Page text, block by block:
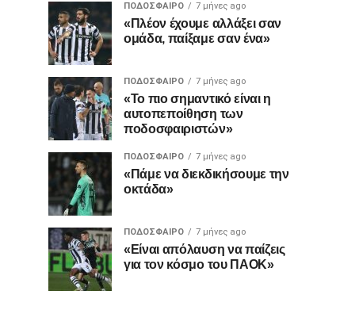
ΠΟΔΌΣΦΑΙΡΟ 7 μήνες ago
«Πλέον έχουμε αλλάξει σαν
ομάδα, παίξαμε σαν ένα»
ΠΟΔΌΣΦΑΙΡΟ 7 μήνες ago
«Το πιο σημαντικό είναι η
αυτοπεποίθηση των
ποδοσφαιριστών»
ΠΟΔΌΣΦΑΙΡΟ 7 μήνες ago
«Πάμε να διεκδικήσουμε την
οκτάδα»
ΠΟΔΌΣΦΑΙΡΟ 7 μήνες ago
«Είναι απόλαυση να παίζεις
για τον κόσμο του ΠΑΟΚ»